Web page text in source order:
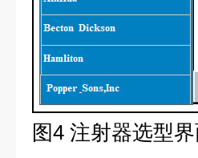
图4 注射器选型